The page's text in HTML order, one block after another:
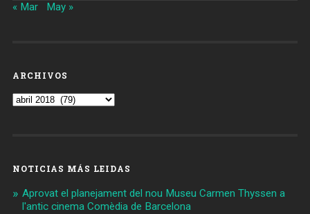
« Mar May »
ARCHIVOS
Archivos
NOTICIAS MÁS LEIDAS
Aprovat el planejament del nou Museu Carmen Thyssen a
l'antic cinema Comèdia de Barcelona